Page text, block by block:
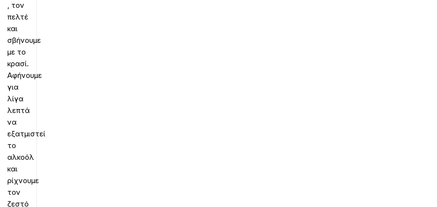
, τον
πελτέ
και
σβήνουμε
με το
κρασί.
Αφήνουμε
για
λίγα
λεπτά
να
εξατμιστεί
το
αλκοόλ
και
ρίχνουμε
τον
ζεστό